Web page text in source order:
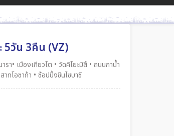
5วัน 3คืน (VZ)
ชา จุดชมวิวอามาโนะฮาชิดาเตะ เมืองอิเนะ • ย่านอิเนะโนะฟุนายะ กิจกรรมชงชาญี่ปุ่น • ปราสาทโอซาก้า • ช้อปปิ้งชินไซบาชิ